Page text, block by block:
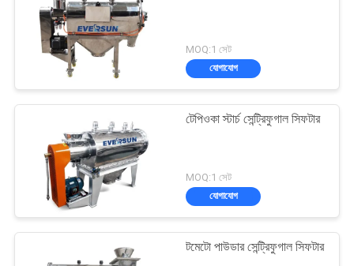
MOQ:1 সেট
যোগাযোগ
টেপিওকা স্টার্চ সেন্ট্রিফুগাল সিফটার
MOQ:1 সেট
যোগাযোগ
টমেটো পাউডার সেন্ট্রিফুগাল সিফটার